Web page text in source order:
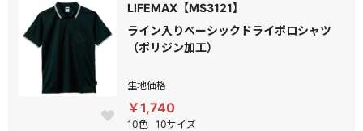
LIFEMAX【MS3121】
ライン入りベーシックドライポロシャツ
（ポリジン加工）
生地価格
￥1,740
10色 10サイズ